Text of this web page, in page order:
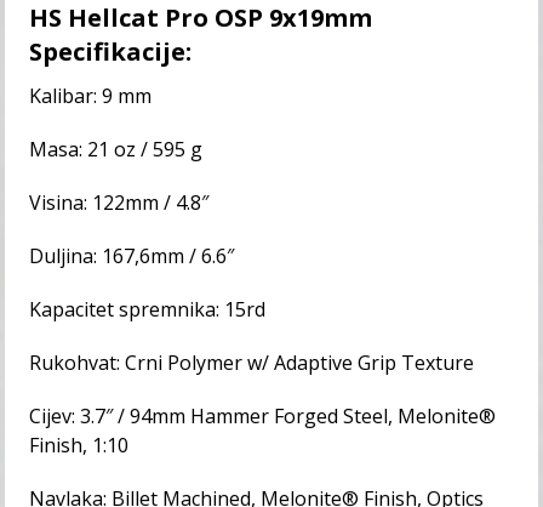
HS Hellcat Pro OSP 9x19mm
Specifikacije:
Kalibar: 9 mm
Masa: 21 oz / 595 g
Visina: 122mm / 4.8″
Duljina: 167,6mm / 6.6″
Kapacitet spremnika: 15rd
Rukohvat: Crni Polymer w/ Adaptive Grip Texture
Cijev: 3.7″ / 94mm Hammer Forged Steel, Melonite®
Finish, 1:10
Navlaka: Billet Machined, Melonite® Finish, Optics